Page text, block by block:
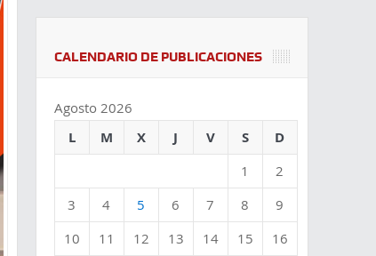
CALENDARIO DE PUBLICACIONES
Agosto 2026
L M X J V S D
1
2
3
4 5 6 7 8
9
10
11 12 13 14 15
16